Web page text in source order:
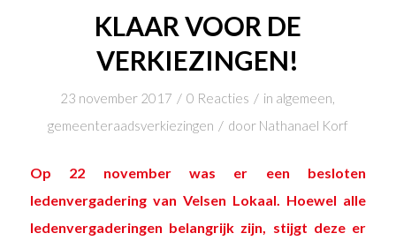
KLAAR VOOR DE
VERKIEZINGEN!
23 november 2017 / 0 Reacties / in algemeen,
gemeenteraadsverkiezingen / door Nathanael Korf
Op 22 november was er een besloten
ledenvergadering van Velsen Lokaal. Hoewel alle
ledenvergaderingen belangrijk zijn, stijgt deze er